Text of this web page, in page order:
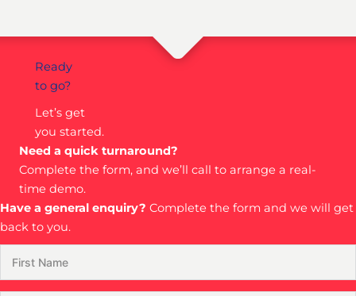
Ready
to go?
Let’s get
you started.
Need a quick turnaround?
Complete the form, and we’ll call to arrange a real-
time demo.
Have a general enquiry? Complete the form and we will get
back to you.